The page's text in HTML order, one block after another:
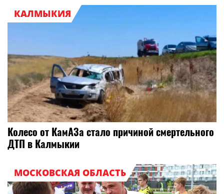
КАЛМЫКИЯ
Колесо от КамАЗа стало причиной смертельного
ДТП в Калмыкии
МОСКОВСКАЯ ОБЛАСТЬ